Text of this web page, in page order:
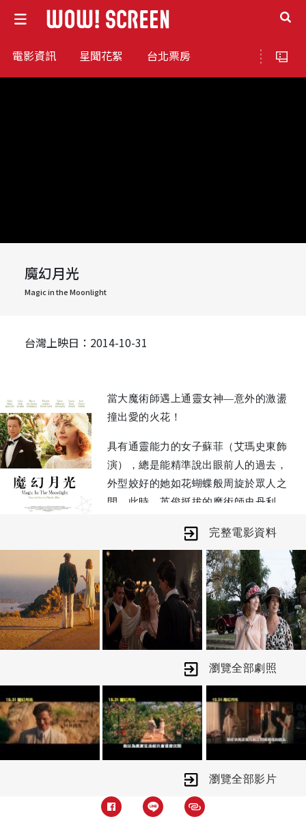
電影資訊 星聞花絮 台北票房
魔幻月光
Magic in the Moonlight
台灣上映日：2014-10-31
當大魔術師遇上通靈女神—意外的激盪
撞出愛的火花！
具有通靈能力的女子蘇菲（艾瑪史東飾
演），總是能精準說出眼前人的過去，
外型姣好的她如花蝴蝶般周旋於眾人之
間。此時，英俊挺拔的魔術師史丹利
法準備揭穿她的騙局。一個靠障眼法謀
生的知名魔術師，碰上宣稱有魔法能力
的靈媒女神，過程中倆人竟意外發展出
既魔幻又詼諧的浪漫戀曲。原來人世間
最難解的魔法，早已悄悄降臨在他倆身
上…
完整電影資料
瀏覽全部劇照
瀏覽全部影片